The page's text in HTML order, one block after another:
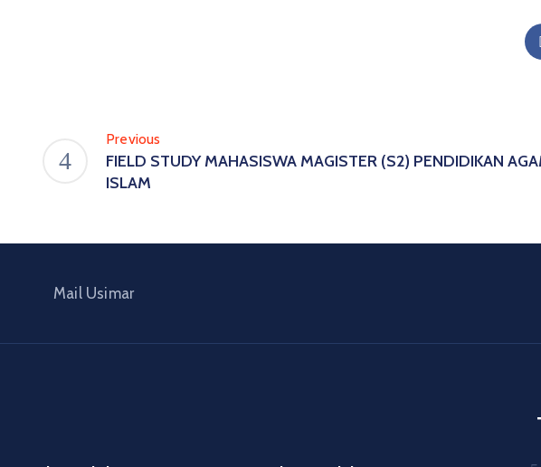
Previous
FIELD STUDY MAHASISWA MAGISTER (S2) PENDIDIKAN
ISLAM
Mail Usimar